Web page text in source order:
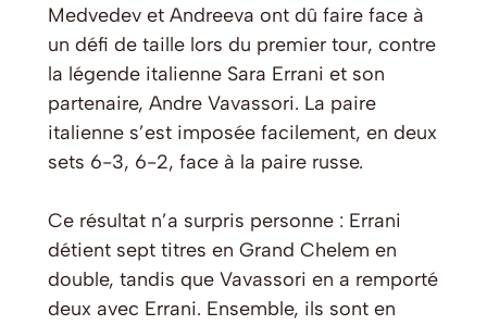
Medvedev et Andreeva ont dû faire face à
un défi de taille lors du premier tour, contre
la légende italienne Sara Errani et son
partenaire, Andre Vavassori. La paire
italienne s’est imposée facilement, en deux
sets 6-3, 6-2, face à la paire russe.
Ce résultat n’a surpris personne : Errani
détient sept titres en Grand Chelem en
double, tandis que Vavassori en a remporté
deux avec Errani. Ensemble, ils sont en